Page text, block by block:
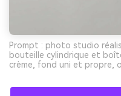
Prompt : photo studio
bouteille cylindrique et
crème, fond uni et propre,